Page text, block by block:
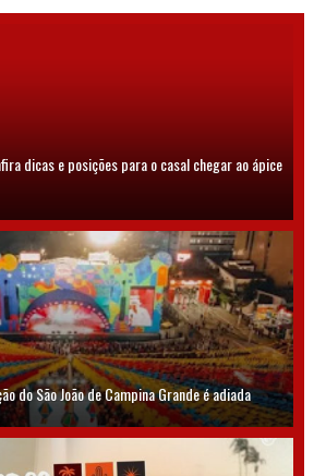
dicas e posições para o casal chegar ao ápice
do São João de Campina Grande é adiada